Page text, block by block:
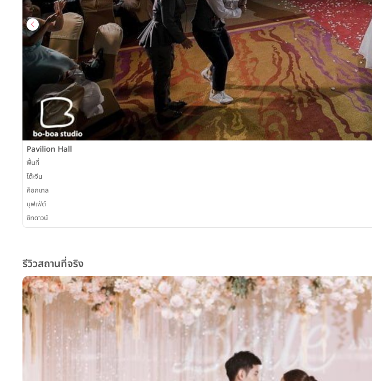
Pavilion Hall
พื้นที่
โต๊ะจีน
ค็อกเทล
บุฟเฟ่ต์
ซิทดาวน์
รีวิวสถานที่จริง